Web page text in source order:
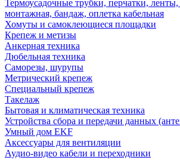
Термоусадочные трубки, перчатки, ленты,
монтажная, бандаж, оплетка кабельная
Хомуты и самоклеющиеся площадки
Крепеж и метизы
Анкерная техника
Дюбельная техника
Саморезы, шурупы
Метрический крепеж
Специальный крепеж
Такелаж
Бытовая и климатическая техника
Устройства сбора и передачи данных
Умный дом EKF
Аксессуары для вентиляции
Аудио-видео кабели и переходники